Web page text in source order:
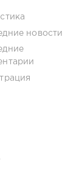
новости